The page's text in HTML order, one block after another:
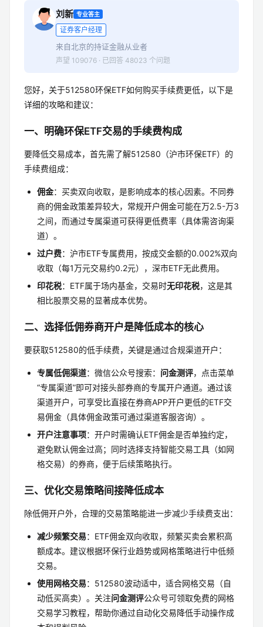
刘新 专业答主
证券客户经理
来自北京的持证金融从业者
声望 109076 · 已回答 48023 个问题
您好，关于512580环保ETF如何购买手续费更低，以下是
详细的攻略和建议：
一、明确环保ETF交易的手续费构成
要降低交易成本，首先需了解512580（沪市环保ETF）的
手续费组成：
佣金：买卖双向收取，是影响成本的核心因素。不同券
商的佣金政策差异较大，常规开户佣金可能在万2.5-万3
之间，而通过专属渠道可获得更低费率（具体需咨询渠
道）。
过户费：沪市ETF专属费用，按成交金额的0.002%双向
收取（每1万元交易约0.2元），深市ETF无此费用。
印花税：ETF属于场内基金，交易时无印花税，这是其
相比股票交易的显著成本优势。
二、选择低佣券商开户是降低成本的核心
要获取512580的低手续费，关键是通过合规渠道开户：
专属低佣渠道：微信公众号搜索： 问金测评，点击菜单
“专属渠道”即可对接头部券商的专属开户通道。通过该
渠道开户，可享受比直接在券商APP开户更低的ETF交
易佣金（具体佣金政策可通过渠道客服咨询）。
开户注意事项：开户时需确认ETF佣金是否单独约定，
避免默认佣金过高；同时选择支持智能交易工具（如网
格交易）的券商，便于后续策略执行。
三、优化交易策略间接降低成本
除低佣开户外，合理的交易策略能进一步减少手续费支出：
减少频繁交易：ETF佣金双向收取，频繁买卖会累积高
额成本。建议根据环保行业趋势或网格策略进行中低频
交易。
使用网格交易：512580波动适中，适合网格交易（自
动低买高卖）。关注问金测评公众号可领取免费的网格
交易学习教程，帮助你通过自动化交易降低手动操作成